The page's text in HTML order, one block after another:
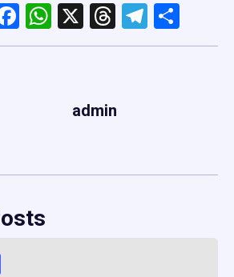
Facebook
WhatsApp
X Threads
admin